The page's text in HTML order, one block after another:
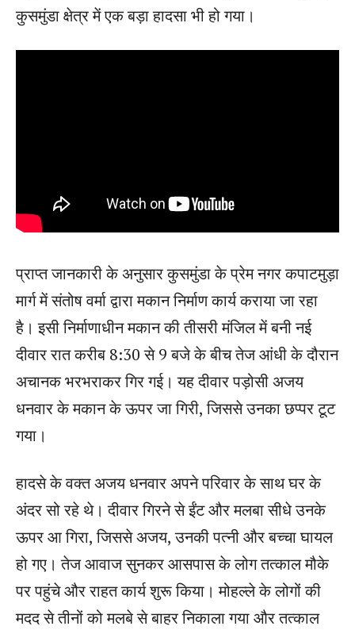
कुसमुंडा क्षेत्र में एक बड़ा हादसा भी हो गया।
प्राप्त जानकारी के अनुसार कुसमुंडा के प्रेम नगर कपाटमुड़ा
मार्ग में संतोष वर्मा द्वारा मकान निर्माण कार्य कराया जा रहा
है। इसी निर्माणाधीन मकान की तीसरी मंजिल में बनी नई
दीवार रात करीब 8:30 से 9 बजे के बीच तेज आंधी के दौरान
अचानक भरभराकर गिर गई। यह दीवार पड़ोसी अजय
धनवार के मकान के ऊपर जा गिरी, जिससे उनका छप्पर टूट
गया।
हादसे के वक्त अजय धनवार अपने परिवार के साथ घर के
अंदर सो रहे थे। दीवार गिरने से ईंट और मलबा सीधे उनके
ऊपर आ गिरा, जिससे अजय, उनकी पत्नी और बच्चा घायल
हो गए। तेज आवाज सुनकर आसपास के लोग तत्काल मौके
पर पहुंचे और राहत कार्य शुरू किया। मोहल्ले के लोगों की
मदद से तीनों को मलबे से बाहर निकाला गया और तत्काल